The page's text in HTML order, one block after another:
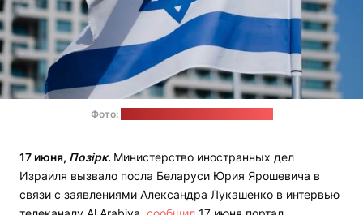
Фото:
17 июня, Позірк. Министерство иностранных дел
Израиля вызвало посла Беларуси Юрия Ярошевича в
связи с заявлениями Александра Лукашенко в интервью